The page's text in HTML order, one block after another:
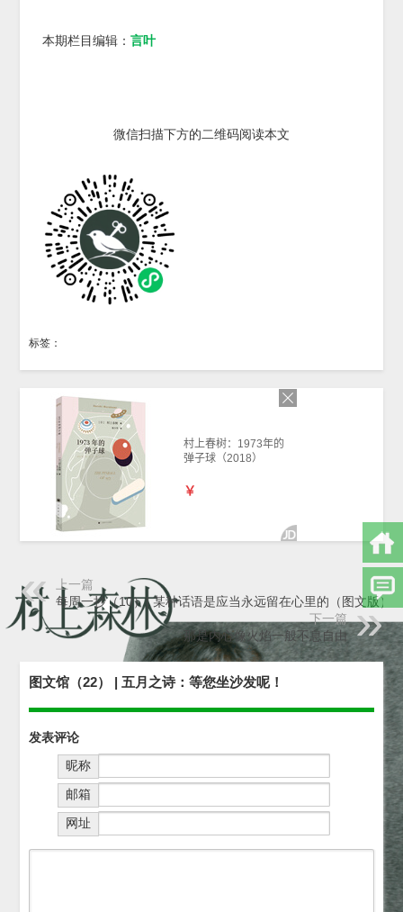
本期栏目编辑：言叶
微信扫描下方的二维码阅读本文
标签：
上一篇
每周一抄（10）| 某种话语是应当永远留在心里的（图文版）
下一篇
那是内心像火焰一般不息自由
图文馆（22） | 五月之诗：等您坐沙发呢！
发表评论
昵称
邮箱
网址